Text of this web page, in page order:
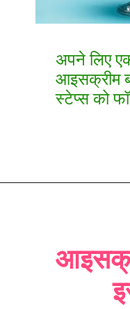
अपने लिए
आइसक्रीम
स्टेप्स को